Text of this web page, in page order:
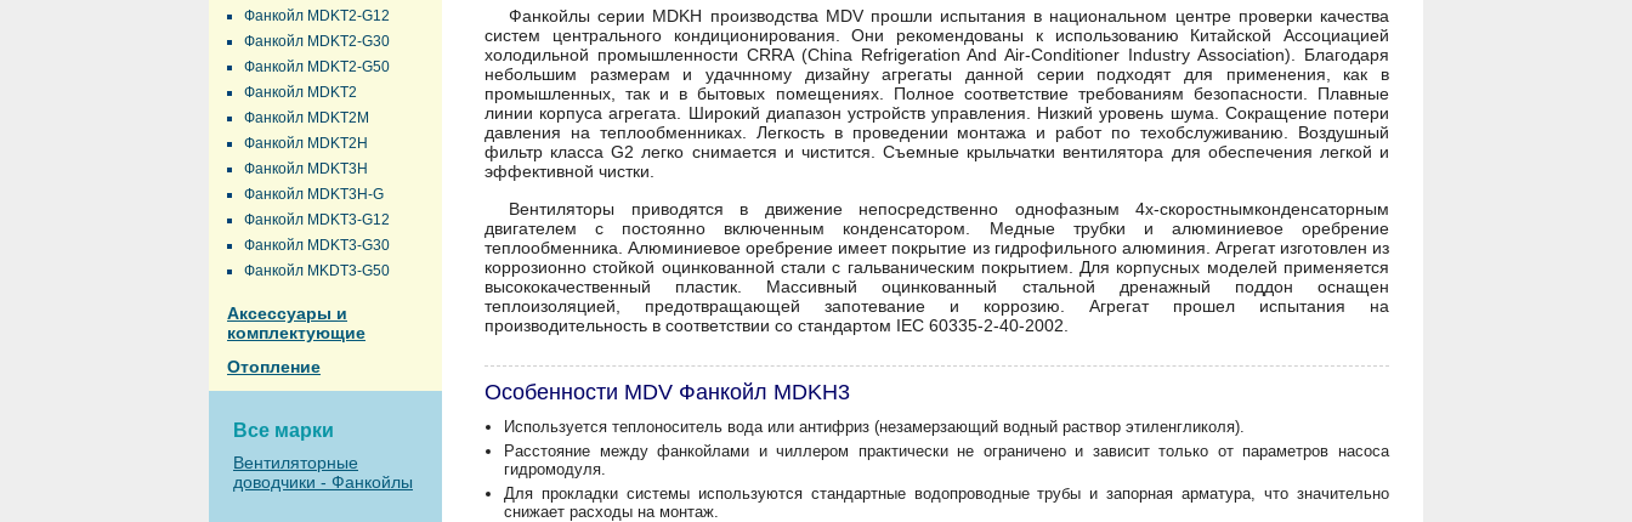
Фанкойл MDKT2-G12
Фанкойл MDKT2-G30
Фанкойл MDKT2-G50
Фанкойл MDKT2
Фанкойл MDKT2M
Фанкойл MDKT2H
Фанкойл MDKT3H
Фанкойл MDKT3H-G
Фанкойл MDKT3-G12
Фанкойл MDKT3-G30
Фанкойл MKDT3-G50
Аксессуары и
комплектующие
Отопление
Все марки
Вентиляторные
доводчики - Фанкойлы
Фанкойлы серии MDKH производства MDV прошли испытания в национальном центре проверки качества
систем центрального кондиционирования. Они рекомендованы к использованию Китайской Ассоциацией
холодильной промышленности CRRA (China Refrigeration And Air-Conditioner Industry Association). Благодаря
небольшим размерам и удачнному дизайну агрегаты данной серии подходят для применения, как в
промышленных, так и в бытовых помещениях. Полное соответствие требованиям безопасности. Плавные
линии корпуса агрегата. Широкий диапазон устройств управления. Низкий уровень шума. Сокращение потери
давления на теплообменниках. Легкость в проведении монтажа и работ по техобслуживанию. Воздушный
фильтр класса G2 легко снимается и чистится. Съемные крыльчатки вентилятора для обеспечения легкой и
эффективной чистки.
Вентиляторы приводятся в движение непосредственно однофазным 4х-скоростнымконденсаторным
двигателем с постоянно включенным конденсатором. Медные трубки и алюминиевое оребрение
теплообменника. Алюминиевое оребрение имеет покрытие из гидрофильного алюминия. Агрегат изготовлен из
коррозионно стойкой оцинкованной стали с гальваническим покрытием. Для корпусных моделей применяется
высококачественный пластик. Массивный оцинкованный стальной дренажный поддон оснащен
теплоизоляцией, предотвращающей запотевание и коррозию. Агрегат прошел испытания на
производительность в соответствии со стандартом IEC 60335-2-40-2002.
Особенности MDV Фанкойл MDKH3
Используется теплоноситель вода или антифриз (незамерзающий водный раствор этиленгликоля).
Расстояние между фанкойлами и чиллером практически не ограничено и зависит только от параметров насоса
гидромодуля.
Для прокладки системы используются стандартные водопроводные трубы и запорная арматура, что значительно
снижает расходы на монтаж.